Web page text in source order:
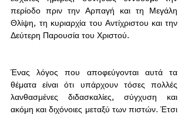
περίοδο πριν την Αρπαγή και τη Μεγάλη
Θλίψη, τη κυριαρχία του Αντίχριστου και την
Δεύτερη Παρουσία του Χριστού.
Ένας λόγος που αποφεύγονται αυτά τα
θέματα είναι ότι υπάρχουν τόσες πολλές
λανθασμένες διδασκαλίες, σύγχυση και
ακόμη και διχόνοιες μεταξύ των πιστών. Έτσι